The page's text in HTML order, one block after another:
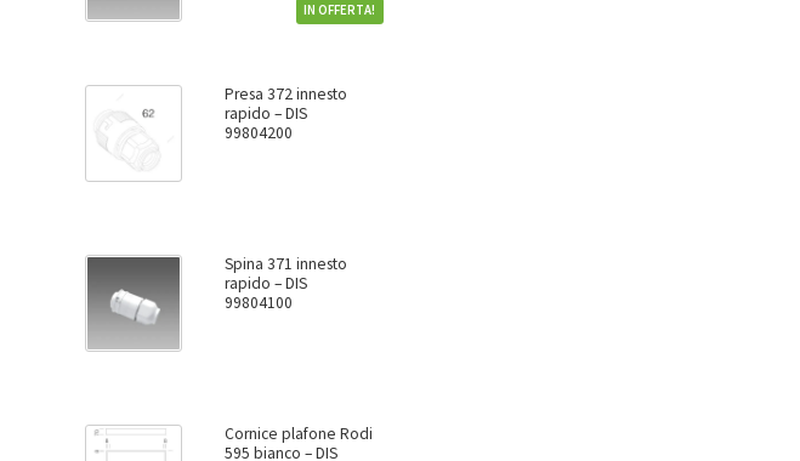
IN OFFERTA!
Presa 372 innesto
rapido – DIS
99804200
Spina 371 innesto
rapido – DIS
99804100
Cornice plafone Rodi
595 bianco – DIS